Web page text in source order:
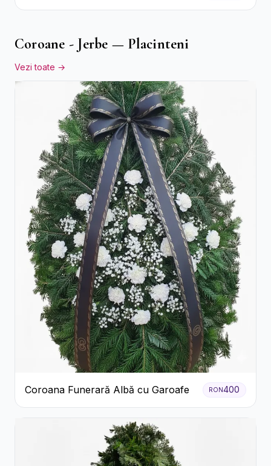
Praline Ferrero
Coroane - Jerbe — Placinteni
Vezi toate →
Coroana Funerară Albă cu Garoafe RON400